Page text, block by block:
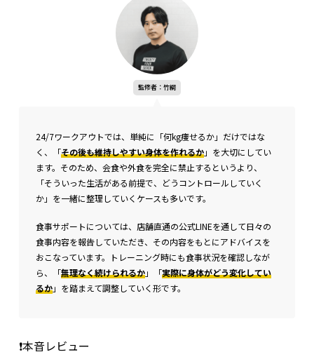
監修者：竹綱
24/7ワークアウトでは、単純に「何kg痩せるか」だけではな
く、「その後も維持しやすい身体を作れるか」を大切にしてい
ます。そのため、会食や外食を完全に禁止するというより、
「そういった生活がある前提で、どうコントロールしていく
か」を一緒に整理していくケースも多いです。
食事サポートについては、店舗直通の公式LINEを通して日々の
食事内容を報告していただき、その内容をもとにアドバイスを
おこなっています。トレーニング時にも食事状況を確認しなが
ら、「無理なく続けられるか」「実際に身体がどう変化してい
るか」を踏まえて調整していく形です。
❗本音レビュー